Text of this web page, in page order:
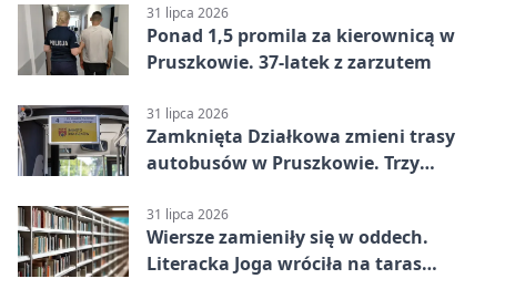
minucie
31 lipca 2026
Ponad 1,5 promila za kierownicą w
Pruszkowie. 37-latek z zarzutem
31 lipca 2026
Zamknięta Działkowa zmieni trasy
autobusów w Pruszkowie. Trzy
31 lipca 2026
Wiersze zamieniły się w oddech.
Literacka Joga wróciła na taras